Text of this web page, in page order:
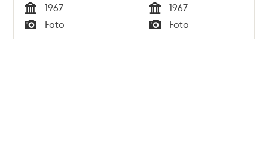
Tid
1967
Typ
Foto Tid
1967
Typ
Foto